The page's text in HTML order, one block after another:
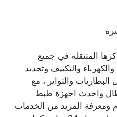
المتنقلة في جميع
والكهرباء والتكييف وتجديد
والتواير ، مع
واحدث اجهزة ظبط
ومعرفة المزيد من الخدمات